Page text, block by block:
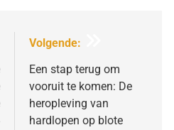
Volgende:
Een stap terug om
vooruit te komen: De
heropleving van
hardlopen op blote